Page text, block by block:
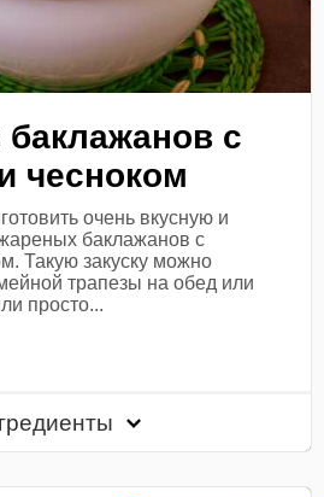
баклажанов с
чесноком
очень вкусную и
баклажанов с
Такую закуску можно
трапезы на обед или
просто...